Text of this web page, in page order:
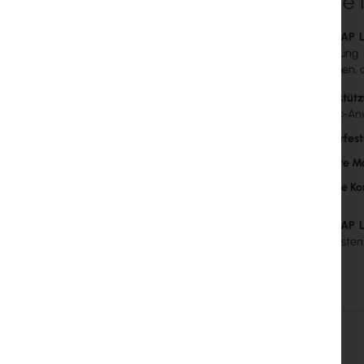
MikroTik LtAP
hohe
Things-
Erhöhte
Flexible
MikroTik LtAP
einem